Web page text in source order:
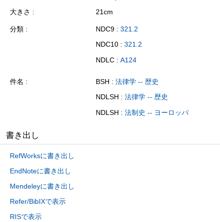
大きさ
21cm
分類 NDC9 : 321.2
NDC10 : 321.2
NDLC : A124
件名 BSH : 法律学 -- 歴史
NDLSH : 法律学 -- 歴史
NDLSH : 法制史 -- ヨーロッパ
書き出し
RefWorksに書き出し
EndNoteに書き出し
Mendeleyに書き出し
Refer/BibIXで表示
RISで表示